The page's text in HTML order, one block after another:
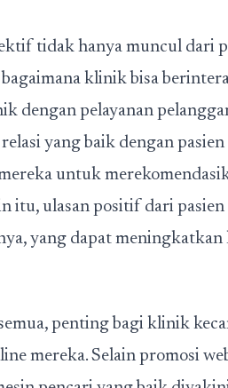
tidak hanya muncul dari
klinik bisa
dengan pelayanan
yang baik dengan
untuk
itu, ulasan positif dari
yang dapat meningkatkan
penting bagi klinik
mereka. Selain promosi